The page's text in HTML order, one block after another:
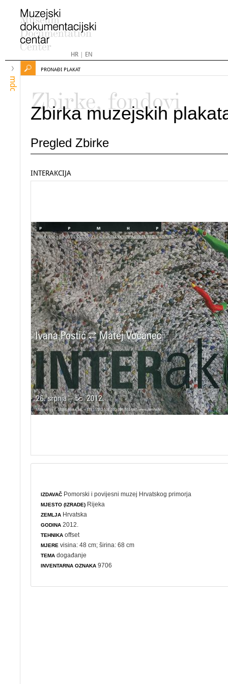
HR| EN
mdc
PRONAĐI PLAKAT
Zbirke, fondovi
Zbirka muzejskih
Pregled Zbirke
INTERAKCIJA
IZDAVAČ Pomorski i povijesni muzej Hrvatskog primorja
MJESTO (IZRADE) Rijeka
ZEMLJA Hrvatska
GODINA 2012.
TEHNIKA offset
MJERE visina: 48 cm; širina: 68 cm
TEMA događanje
INVENTARNA OZNAKA 9706